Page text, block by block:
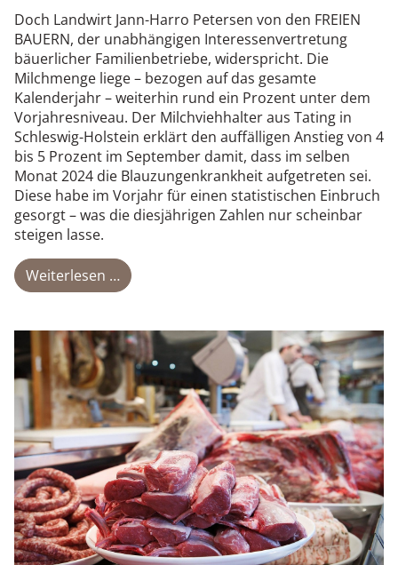
Doch Landwirt Jann-Harro Petersen von den FREIEN
BAUERN, der unabhängigen Interessenvertretung
bäuerlicher Familienbetriebe, widerspricht. Die
Milchmenge liege – bezogen auf das gesamte
Kalenderjahr – weiterhin rund ein Prozent unter dem
Vorjahresniveau. Der Milchviehhalter aus Tating in
Schleswig-Holstein erklärt den auffälligen Anstieg von 4
bis 5 Prozent im September damit, dass im selben
Monat 2024 die Blauzungenkrankheit aufgetreten sei.
Diese habe im Vorjahr für einen statistischen Einbruch
gesorgt – was die diesjährigen Zahlen nur scheinbar
steigen lasse.
Weiterlesen …